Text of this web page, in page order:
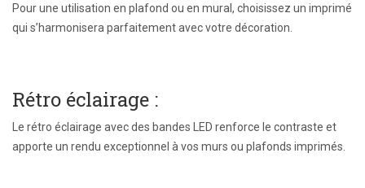
Pour une utilisation en plafond ou en mural, choisissez un imprimé
qui s’harmonisera parfaitement avec votre décoration.
Rétro éclairage :
Le rétro éclairage avec des bandes LED renforce le contraste et
apporte un rendu exceptionnel à vos murs ou plafonds imprimés.